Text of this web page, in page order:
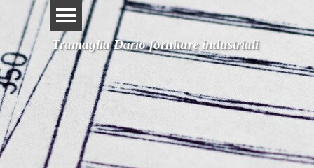
Tramaglia Dario forniture industriali